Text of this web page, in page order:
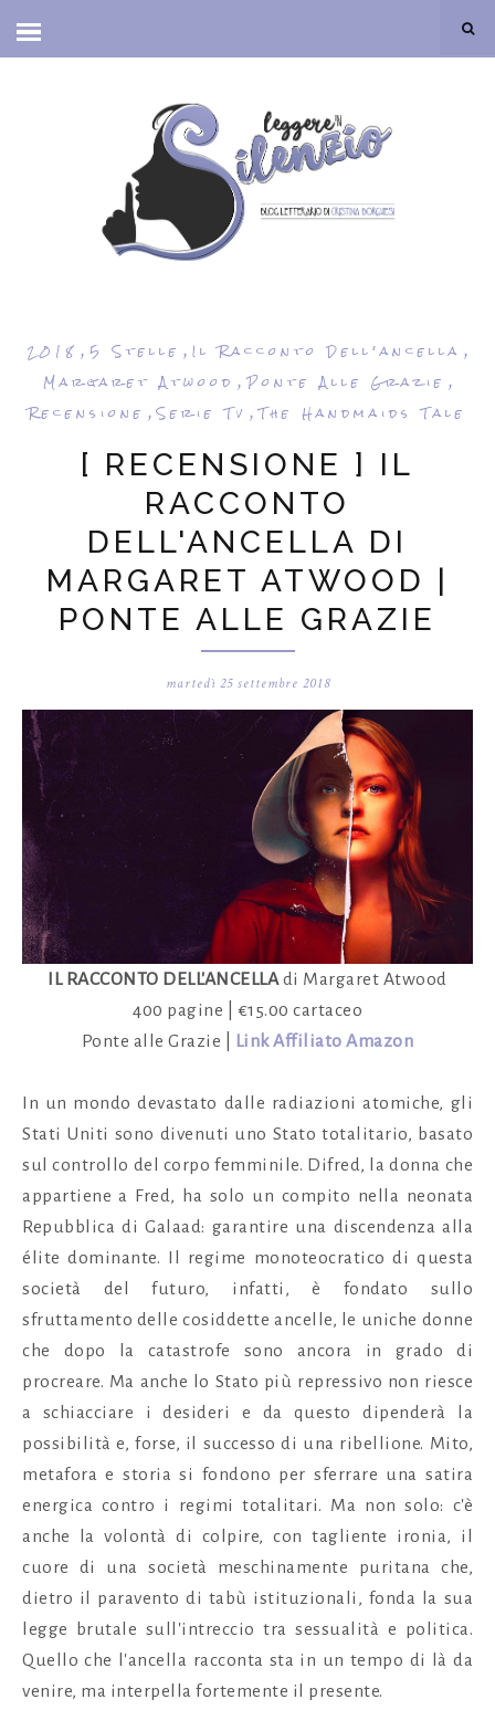
2018 , 5 Stelle , Il Racconto Dell'ancella ,
Margaret Atwood ,Ponte Alle Grazie ,
Recensione ,Serie Tv ,The Handmaids Tale
[ RECENSIONE ] IL
RACCONTO
DELL'ANCELLA DI
MARGARET ATWOOD |
PONTE ALLE GRAZIE
martedì 25 settembre 2018
IL RACCONTO DELL'ANCELLAdi Margaret Atwood
400 pagine | €15.00 cartaceo
Ponte alle Grazie |
Link Affiliato Amazon
In un mondo devastato dalle radiazioni atomiche, gli
Stati Uniti sono divenuti uno Stato totalitario, basato
sul controllo del corpo femminile. Difred, la donna che
appartiene a Fred, ha solo un compito nella neonata
Repubblica di Galaad: garantire una discendenza alla
élite dominante. Il regime monoteocratico di questa
società del futuro, infatti, è fondato sullo
sfruttamento delle cosiddette ancelle, le uniche donne
che dopo la catastrofe sono ancora in grado di
procreare. Ma anche lo Stato più repressivo non riesce
a schiacciare i desideri e da questo dipenderà la
possibilità e, forse, il successo di una ribellione. Mito,
metafora e storia si fondono per sferrare una satira
energica contro i regimi totalitari. Ma non solo: c'è
anche la volontà di colpire, con tagliente ironia, il
cuore di una società meschinamente puritana che,
dietro il paravento di tabù istituzionali, fonda la sua
legge brutale sull'intreccio tra sessualità e politica.
Quello che l'ancella racconta sta in un tempo di là da
venire, ma interpella fortemente il presente.